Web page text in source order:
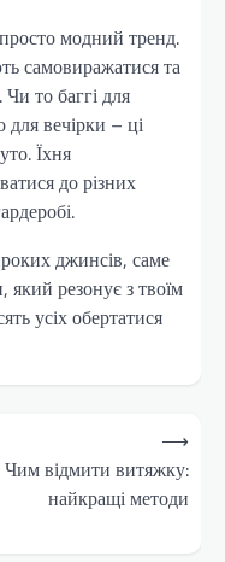
модний тренд.
самовиражатися та
то баггі для
вечірки – ці
Їхня
до різних
джинсів, саме
резонує з твоїм
усіх обертатися
Чим відмити витяжку:
найкращі методи
⟶